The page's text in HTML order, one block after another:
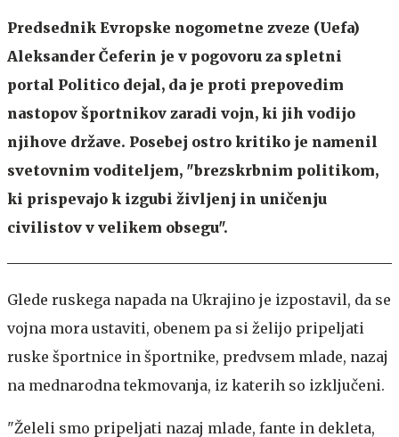
Predsednik Evropske nogometne zveze (Uefa)
Aleksander Čeferin je v pogovoru za spletni
portal Politico dejal, da je proti prepovedim
nastopov športnikov zaradi vojn, ki jih vodijo
njihove države. Posebej ostro kritiko je namenil
svetovnim voditeljem, "brezskrbnim politikom,
ki prispevajo k izgubi življenj in uničenju
civilistov v velikem obsegu".
Glede ruskega napada na Ukrajino je izpostavil, da se
vojna mora ustaviti, obenem pa si želijo pripeljati
ruske športnice in športnike, predvsem mlade, nazaj
na mednarodna tekmovanja, iz katerih so izključeni.
"Želeli smo pripeljati nazaj mlade, fante in dekleta,